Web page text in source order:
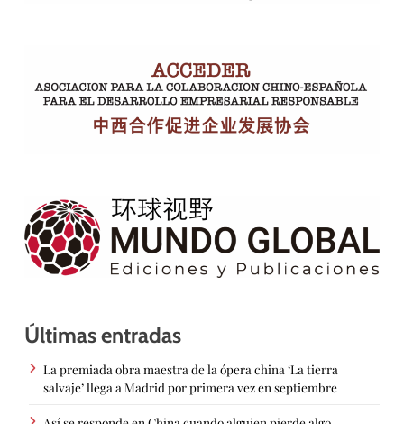
Últimas entradas
La premiada obra maestra de la ópera china ‘La tierra
salvaje’ llega a Madrid por primera vez en septiembre